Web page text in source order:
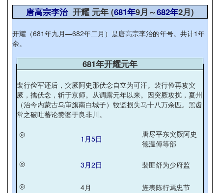
唐高宗李治开耀 元年 (681年9月～682年2月)
开耀（681年九月—682年二月）是唐高宗李治的年号。共计1年
余。
681年开耀元年
裴行俭军还后，突厥阿史那伏念自立为可汗。裴行俭再攻突
厥，擒伏念，斩于京师。从调露元年以来。因突厥攻扰，夏州
（治今内蒙古乌审旗南白城子）牧监损失马十八万余匹。黑齿
常之破吐蕃论赞婆于良非川。
◎
1月5日
唐尽平东突厥阿史
德温傅等部
◎
3月2日 裴匪舒为少府监
◎ 4月 旌表陈行焉忠节